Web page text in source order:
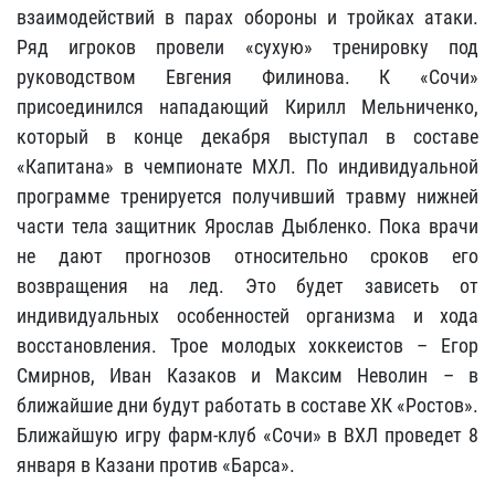
взаимодействий в парах обороны и тройках атаки.
Ряд игроков провели «сухую» тренировку под
руководством Евгения Филинова. К «Сочи»
присоединился нападающий Кирилл Мельниченко,
который в конце декабря выступал в составе
«Капитана» в чемпионате МХЛ. По индивидуальной
программе тренируется получивший травму нижней
части тела защитник Ярослав Дыбленко. Пока врачи
не дают прогнозов относительно сроков его
возвращения на лед. Это будет зависеть от
индивидуальных особенностей организма и хода
восстановления. Трое молодых хоккеистов – Егор
Смирнов, Иван Казаков и Максим Неволин – в
ближайшие дни будут работать в составе ХК «Ростов».
Ближайшую игру фарм-клуб «Сочи» в ВХЛ проведет 8
января в Казани против «Барса».